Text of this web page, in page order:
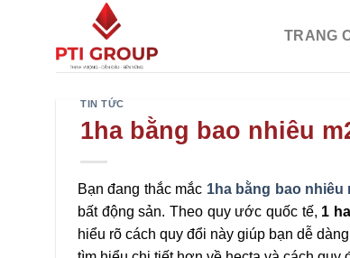
TRANG
TIN TỨC
1ha bằng bao nhiêu
Bạn đang thắc mắc 1ha bằng bao nhiêu
bất động sản. Theo quy ước quốc tế, 1
hiểu rõ cách quy đổi này giúp bạn dễ